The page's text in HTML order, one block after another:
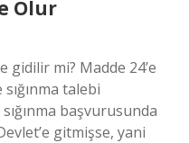
Olur
gidilir mi? Madde 24’e
talebi
başvurusunda
gitmişse, yani